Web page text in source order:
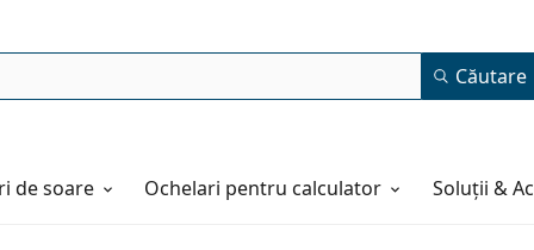
Căutare
de soare Ochelari pentru calculator Soluții &